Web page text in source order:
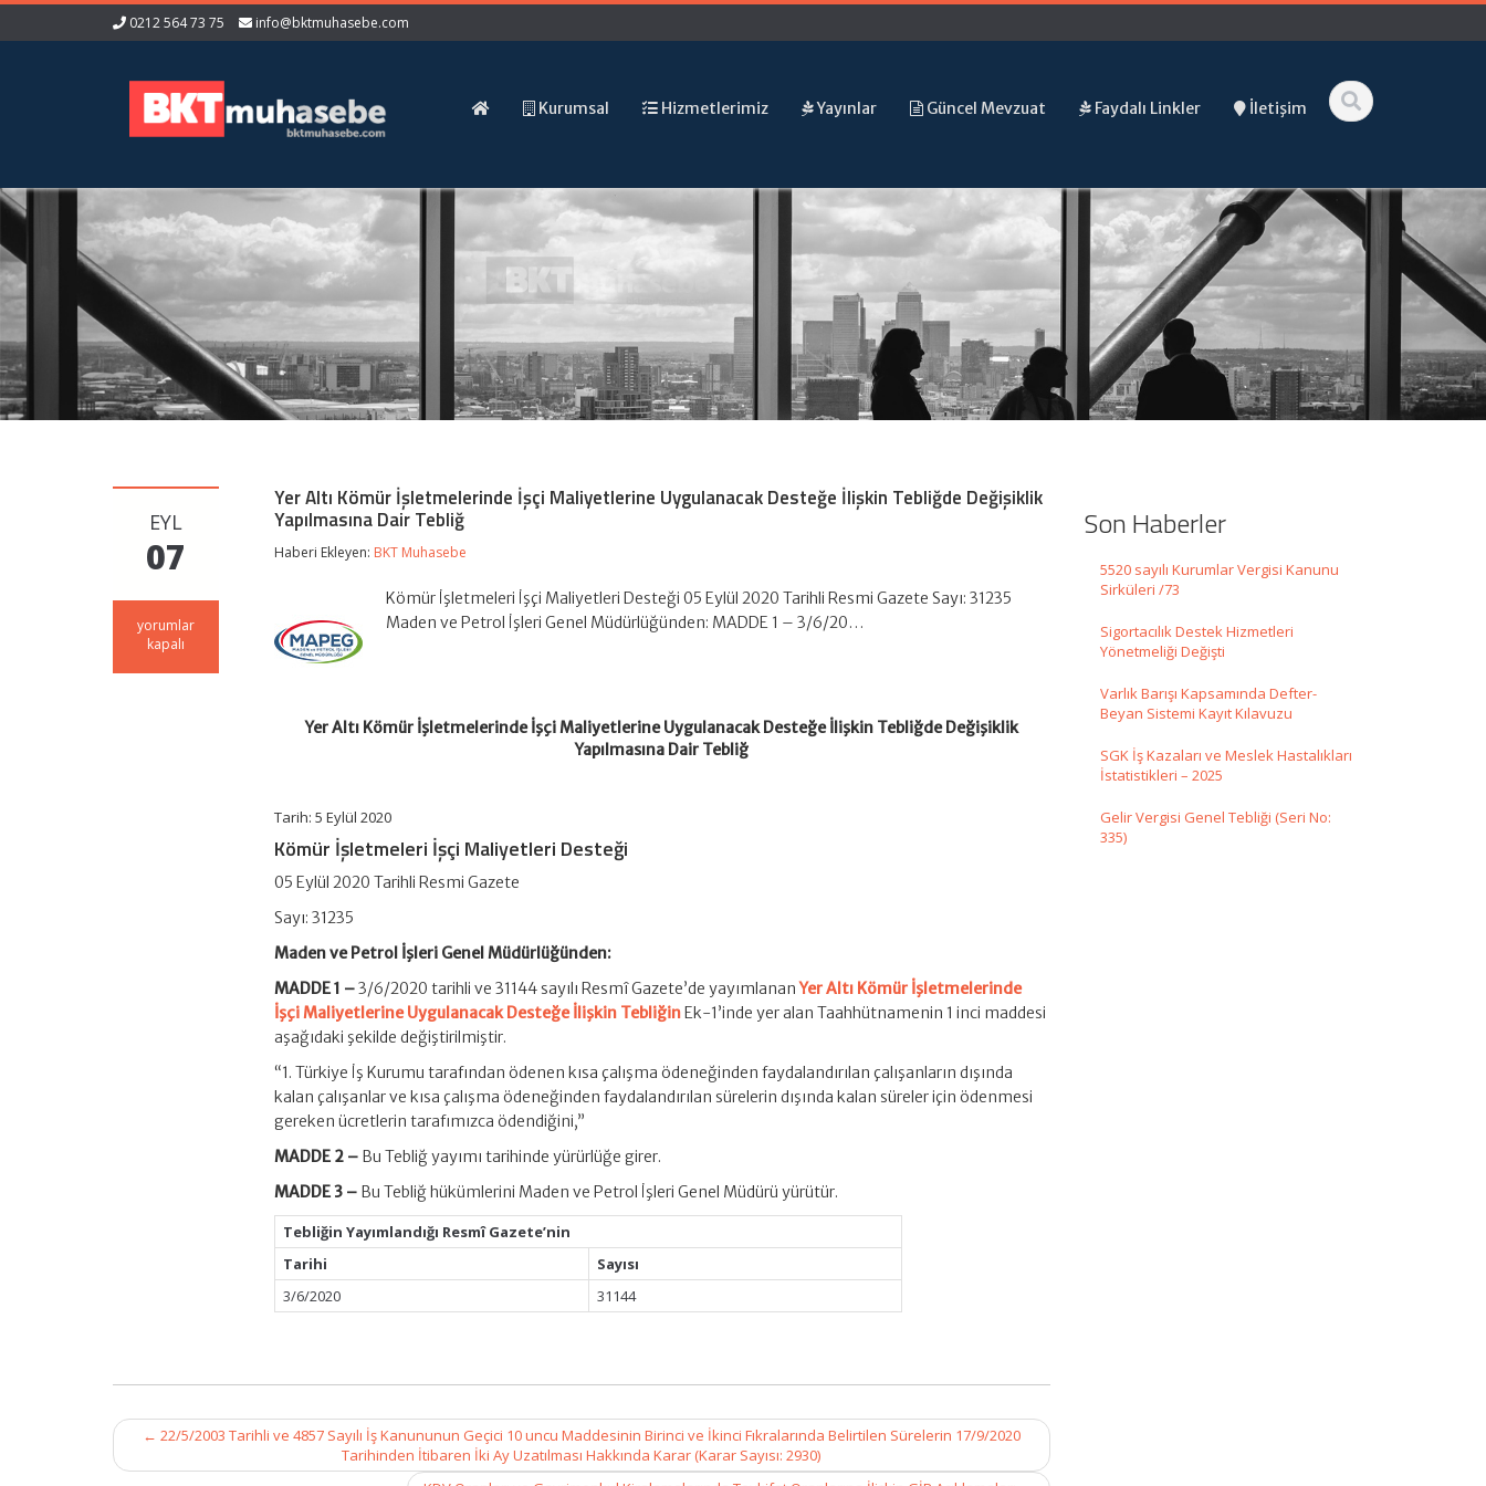
0212 564 73 75 info@bktmuhasebe.com
Kurumsal Hizmetlerimiz Yayınlar Güncel Mevzuat Faydalı Linkler İletişim
EYL
07
Yer
Altı
yorumlar
kapalı
Yer Altı Kömür İşletmelerinde İşçi Maliyetlerine Uygulanacak Desteğe İlişkin Tebliğde Değişiklik
Yapılmasına Dair Tebliğ
Haberi Ekleyen: BKT Muhasebe
Kömür İşletmeleri İşçi Maliyetleri Desteği 05 Eylül 2020 Tarihli Resmi Gazete Sayı: 31235
Maden ve Petrol İşleri Genel Müdürlüğünden: MADDE 1 – 3/6/20…
Yer Altı Kömür İşletmelerinde İşçi Maliyetlerine Uygulanacak Desteğe İlişkin Tebliğde Değişiklik
Yapılmasına Dair Tebliğ
Tarih: 5 Eylül 2020
Kömür İşletmeleri İşçi Maliyetleri Desteği
05 Eylül 2020 Tarihli Resmi Gazete
Sayı: 31235
Maden ve Petrol İşleri Genel Müdürlüğünden:
MADDE 1 –3/6/2020 tarihli ve 31144 sayılı Resmî Gazete’de yayımlananYer Altı Kömür İşletmelerinde
İşçi Maliyetlerine Uygulanacak Desteğe İlişkin Tebliğin Ek-1’inde yer alan Taahhütnamenin 1 inci maddesi
aşağıdaki şekilde değiştirilmiştir.
“1. Türkiye İş Kurumu tarafından ödenen kısa çalışma ödeneğinden faydalandırılan çalışanların dışında
kalan çalışanlar ve kısa çalışma ödeneğinden faydalandırılan sürelerin dışında kalan süreler için ödenmesi
gereken ücretlerin tarafımızca ödendiğini,”
MADDE 2 – Bu Tebliğ yayımı tarihinde yürürlüğe girer.
MADDE 3 – Bu Tebliğ hükümlerini Maden ve Petrol İşleri Genel Müdürü yürütür.
Tebliğin Yayımlandığı Resmî Gazete’nin
Tarihi
Sayısı
3/6/2020
31144
Post
navigation
← 22/5/2003 Tarihli ve 4857 Sayılı İş Kanununun Geçici 10 uncu Maddesinin Birinci ve İkinci Fıkralarında Belirtilen Sürelerin 17/9/2020
Tarihinden İtibaren İki Ay Uzatılması Hakkında Karar (Karar Sayısı: 2930)
Son Haberler
5520 sayılı Kurumlar Vergisi Kanunu
Sirküleri /73
Sigortacılık Destek Hizmetleri
Yönetmeliği Değişti
Varlık Barışı Kapsamında Defter-
Beyan Sistemi Kayıt Kılavuzu
SGK İş Kazaları ve Meslek Hastalıkları
İstatistikleri – 2025
Gelir Vergisi Genel Tebliği (Seri No:
335)